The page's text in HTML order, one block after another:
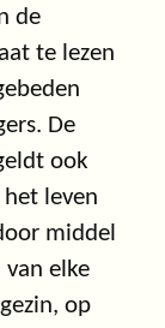
de
te lezen
De
ook
leven
middel
van elke
op